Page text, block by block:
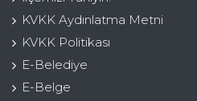
KVKK Aydınlatma Metni
KVKK Politikası
E-Belediye
E-Belge